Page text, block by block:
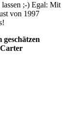
;-) Egal: Mit
von 1997
geschätzen